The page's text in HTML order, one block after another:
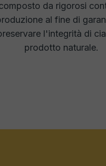
da rigorosi
al fine di
l'integrità di
prodotto naturale.